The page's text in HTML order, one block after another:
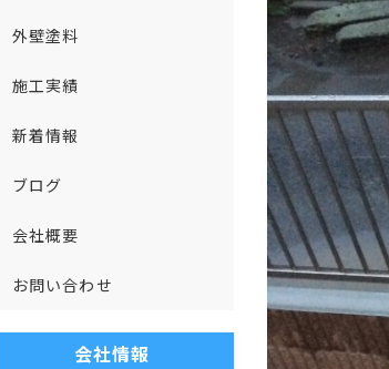
外壁塗料
施工実績
新着情報
ブログ
会社概要
お問い合わせ
会社情報